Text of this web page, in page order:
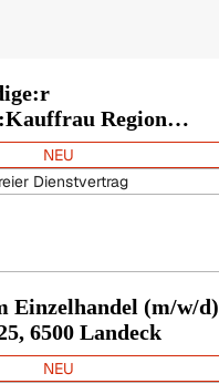
Region
NEU
Dienstvertrag
Einzelhandel (m/w/d)
6500 Landeck
NEU